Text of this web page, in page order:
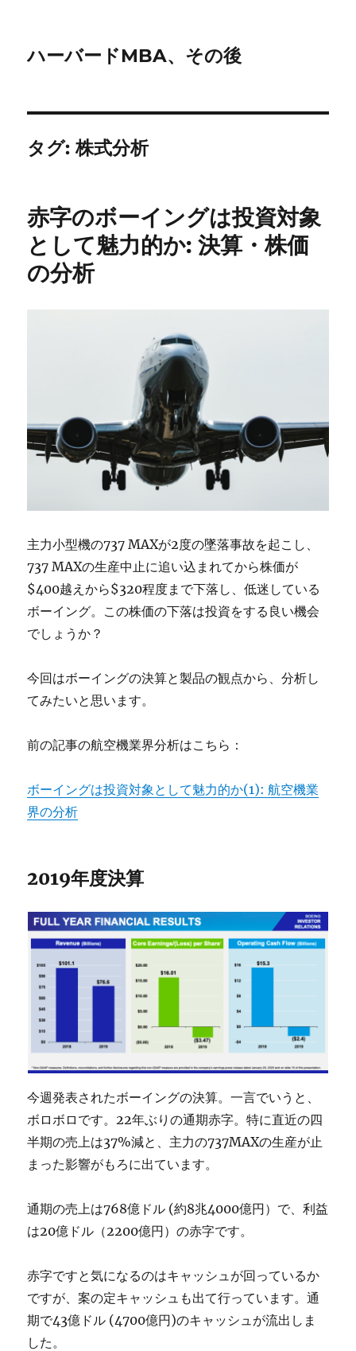
ハーバードMBA、その後
タグ:株式分析
赤字のボーイングは投資対象
として魅力的か: 決算・株価
の分析
主力小型機の737 MAXが2度の墜落事故を起こし、
737 MAXの生産中止に追い込まれてから株価が
$400越えから$320程度まで下落し、低迷している
ボーイング。この株価の下落は投資をする良い機会
でしょうか？
今回はボーイングの決算と製品の観点から、分析し
てみたいと思います。
前の記事の航空機業界分析はこちら：
ボーイングは投資対象として魅力的か(1): 航空機業
界の分析
2019年度決算
今週発表されたボーイングの決算。一言でいうと、
ボロボロです。22年ぶりの通期赤字。特に直近の四
半期の売上は37%減と、主力の737MAXの生産が止
まった影響がもろに出ています。
通期の売上は768億ドル (約8兆4000億円）で、利益
は20億ドル（2200億円）の赤字です。
赤字ですと気になるのはキャッシュが回っているか
ですが、案の定キャッシュも出て行っています。通
期で43億ドル (4700億円)のキャッシュが流出しま
した。